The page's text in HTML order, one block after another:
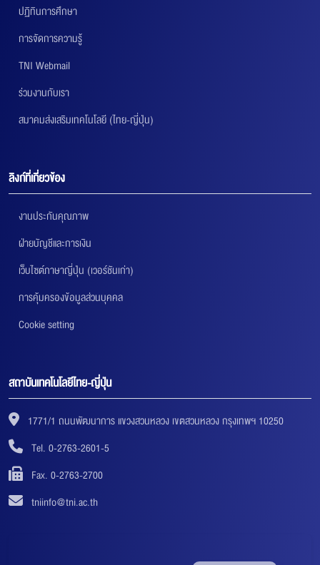
ปฏิทินการศึกษา
การจัดการความรู้
TNI Webmail
ร่วมงานกับเรา
สมาคมส่งเสริมเทคโนโลยี (ไทย-ญี่ปุ่น)
ลิงก์ที่เกี่ยวข้อง
งานประกันคุณภาพ
ฝ่ายบัญชีและการเงิน
เว็บไซต์ภาษาญี่ปุ่น (เวอร์ชันเก่า)
การคุ้มครองข้อมูลส่วนบุคคล
Cookie setting
สถาบันเทคโนโลยีไทย-ญี่ปุ่น
1771/1 ถนนพัฒนาการ แขวงสวนหลวง เขตสวนหลวง กรุงเทพฯ 10250
Tel. 0-2763-2601-5
Fax. 0-2763-2700
tniinfo@tni.ac.th